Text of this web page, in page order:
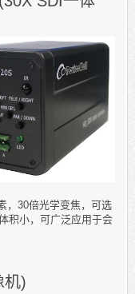
，30倍光学变焦，可选
积小，可广泛应用于会
机)